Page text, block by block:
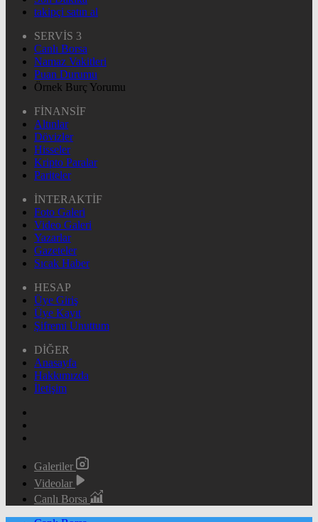
takipçi satın al
SERVİS 3
Canlı Borsa
Namaz Vakitleri
Puan Durumu
Örnek Burç Yorumu
FİNANSİF
Altınlar
Dövizler
Hisseler
Kripto Paralar
Pariteler
İNTERAKTİF
Foto Galeri
Video Galeri
Yazarlar
Gazeteler
Sıcak Haber
HESAP
Üye Giriş
Üye Kayıt
Şifremi Unuttum
DİĞER
Anasayfa
Hakkımızda
İletişim
Galeriler
Videolar
Canlı Borsa